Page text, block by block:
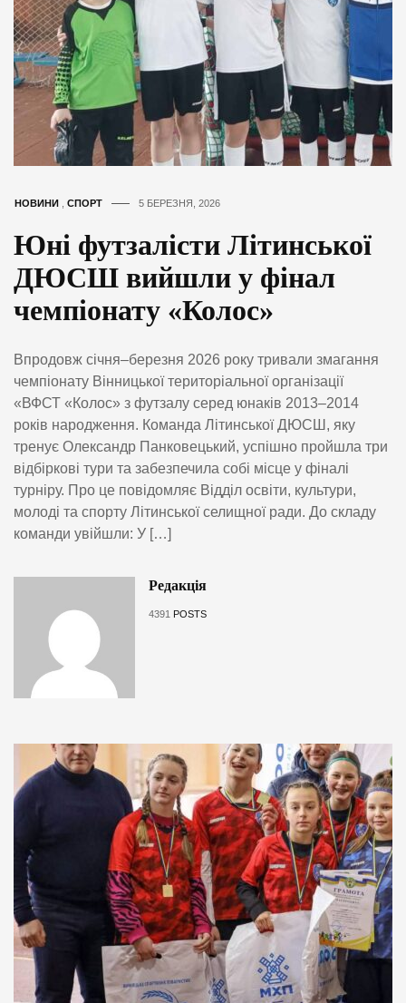
НОВИНИ , СПОРТ 5 БЕРЕЗНЯ, 2026
Юні футзалісти Літинської
ДЮСШ вийшли у фінал
чемпіонату «Колос»
Впродовж січня–березня 2026 року тривали змагання
чемпіонату Вінницької територіальної організації
«ВФСТ «Колос» з футзалу серед юнаків 2013–2014
років народження. Команда Літинської ДЮСШ, яку
тренує Олександр Панковецький, успішно пройшла три
відбіркові тури та забезпечила собі місце у фіналі
турніру. Про це повідомляє Відділ освіти, культури,
молоді та спорту Літинської селищної ради. До складу
команди увійшли: У […]
Редакція
4391 POSTS